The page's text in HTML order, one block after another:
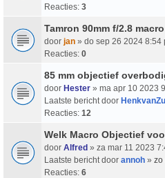
Reacties: 3
Tamron 90mm f/2.8
door jan » do sep 26 2024 8:54
Reacties: 0
85 mm objectief
door Hester » ma apr 10 2023
Laatste bericht door
Reacties: 12
Welk Macro Objectief
door Alfred » za mar 11 2023
Laatste bericht door annoh » zo
Reacties: 6